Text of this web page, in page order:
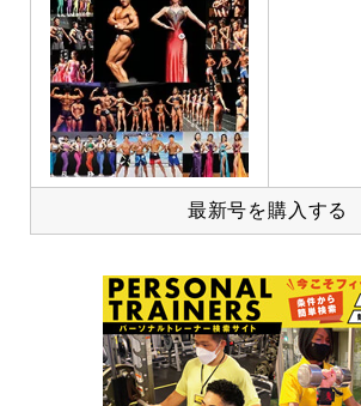
最新号を購入する